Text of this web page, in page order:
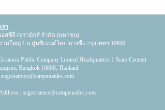
รา
อสซีจี เซรามิกส์ จำกัด (มหาชน)
านใหญ่ 1 ถ.ปูนซิเมนต์ไทย บางซื่อ กรุงเทพฯ 10800
Public Company Limited Headquarters 1 Siam Cement
Bangkok 10800, Thailand
scgceramics@campanatiles.com
scgceramics@campanatiles.com